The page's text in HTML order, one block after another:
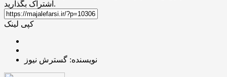
اشتراک بگذارید.
کپی لینک
نویسنده: گسترش نیوز